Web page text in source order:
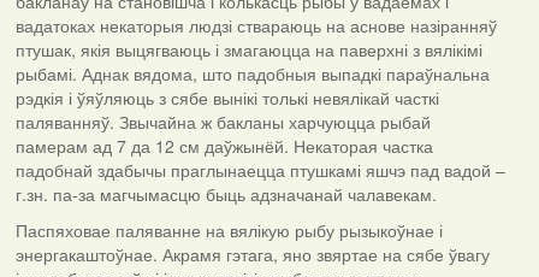
вадатоках некаторыя людзі ствараюць на аснове назіранняў
птушак, якія выцягваюць і змагаюцца на паверхні з вялікімі
рыбамі. Аднак вядома, што падобныя выпадкі параўнальна
рэдкія і ўяўляюць з сябе вынікі толькі невялікай часткі
паляванняў. Звычайна ж бакланы харчуюцца рыбай
памерам ад 7 да 12 см даўжынёй. Некаторая частка
падобнай здабычы праглынаецца птушкамі яшчэ пад вадой –
г.зн. па-за магчымасцю быць адзначанай чалавекам.
Паспяховае паляванне на вялікую рыбу рызыкоўнае і
энергакаштоўнае. Акрамя гэтага, яно звяртае на сябе ўвагу